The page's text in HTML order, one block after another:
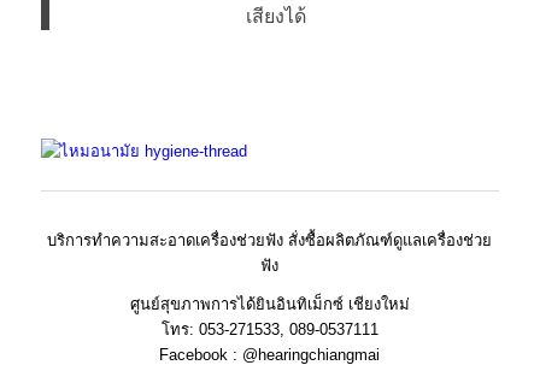
เสียงได้
บริการทำความสะอาดเครื่องช่วยฟัง สั่งซื้อผลิตภัณฑ์ดูแลเครื่องช่วย
ฟัง
ศูนย์สุขภาพการได้ยินอินทิเม็กซ์ เชียงใหม่
โทร: 053-271533, 089-0537111
Facebook : @hearingchiangmai